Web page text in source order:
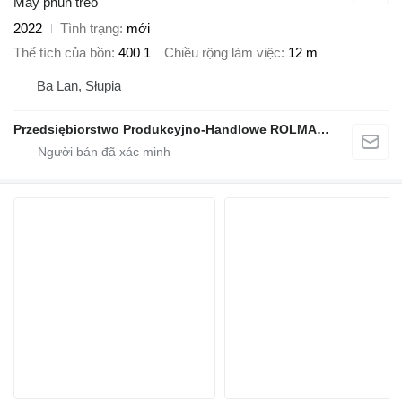
2022
Tình trạng mới
Thể tích của bồn 400 1 Chiều rộng làm việc 12 m
Ba Lan, Słupia
Przedsiębiorstwo Produkcyjno-Handlowe ROLMAPOL Marcin Dziekan